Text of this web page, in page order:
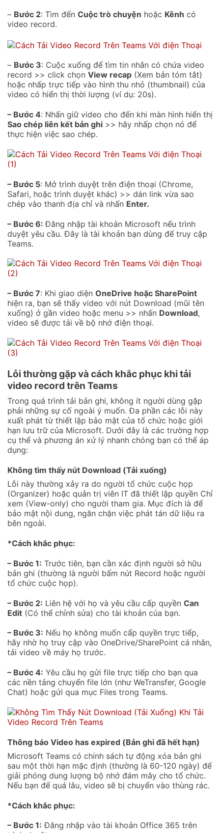
– Bước 2: Tìm đến Cuộc trò chuyện hoặc Kênh có
video record.
– Bước 3: Cuộc xuống để tìm tin nhắn có chứa video
record >> click chọn View recap (Xem bản tóm tắt)
hoặc nhấp trực tiếp vào hình thu nhỏ (thumbnail) của
video có hiển thị thời lượng (ví dụ: 20s).
– Bước 4: Nhấn giữ video cho đến khi màn hình hiển thị
Sao chép liên kết bản ghi >> hãy nhấp chọn nó để
thực hiện việc sao chép.
– Bước 5: Mở trình duyệt trên điện thoại (Chrome,
Safari, hoặc trình duyệt khác) >> dán link vừa sao
chép vào thanh địa chỉ và nhấn Enter.
– Bước 6:Đăng nhập tài khoản Microsoft nếu trình
duyệt yêu cầu. Đây là tài khoản bạn dùng để truy cập
Teams.
– Bước 7: Khi giao diện OneDrive hoặc SharePoint
hiện ra, bạn sẽ thấy video với nút Download (mũi tên
xuống) ở gần video hoặc menu >> nhấn Download,
video sẽ được tải về bộ nhớ điện thoại.
Lỗi thường gặp và cách khắc phục khi tải
video record trên Teams
Trong quá trình tải bản ghi, không ít người dùng gặp
phải những sự cố ngoài ý muốn. Đa phần các lỗi này
xuất phát từ thiết lập bảo mật của tổ chức hoặc giới
hạn lưu trữ của Microsoft. Dưới đây là các trường hợp
cụ thể và phương án xử lý nhanh chóng bạn có thể áp
dụng:
Không tìm thấy nút Download (Tải xuống)
Lỗi này thường xảy ra do người tổ chức cuộc họp
(Organizer) hoặc quản trị viên IT đã thiết lập quyền Chỉ
xem (View-only) cho người tham gia. Mục đích là để
bảo mật nội dung, ngăn chặn việc phát tán dữ liệu ra
bên ngoài.
*Cách khắc phục:
– Bước 1: Trước tiên, bạn cần xác định người sở hữu
bản ghi (thường là người bấm nút Record hoặc người
tổ chức cuộc họp).
– Bước 2: Liên hệ với họ và yêu cầu cấp quyền Can
Edit (Có thể chỉnh sửa) cho tài khoản của bạn.
– Bước 3: Nếu họ không muốn cấp quyền trực tiếp,
hãy nhờ họ truy cập vào OneDrive/SharePoint cá nhân,
tải video về máy họ trước.
– Bước 4: Yêu cầu họ gửi file trực tiếp cho bạn qua
các nền tảng chuyển file lớn (như WeTransfer, Google
Chat) hoặc gửi qua mục Files trong Teams.
Thông báo Video has expired (Bản ghi đã hết hạn)
Microsoft Teams có chính sách tự động xóa bản ghi
sau một thời hạn mặc định (thường là 60-120 ngày) để
giải phóng dung lượng bộ nhớ đám mây cho tổ chức.
Nếu bạn để quá lâu, video sẽ bị chuyển vào thùng rác.
*Cách khắc phục:
– Bước 1: Đăng nhập vào tài khoản Office 365 trên